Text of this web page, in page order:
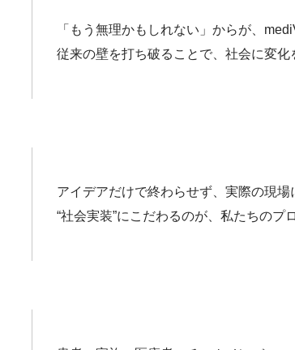
「もう無理かもしれない」からが、
従来の壁を打ち破ることで、社会に変化
アイデアだけで終わらせず、実際の現
“社会実装”にこだわるのが、私たちのプ